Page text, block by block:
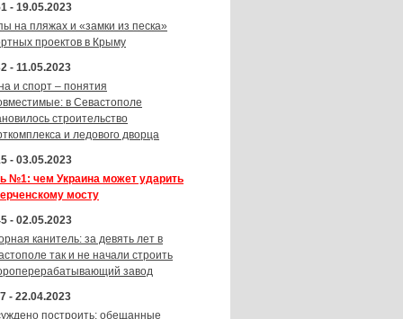
- 19.05.2023
на пляжах и «замки из песка»
проектов в Крыму
- 11.05.2023
и спорт – понятия
в Севастополе
строительство
и ледового дворца
- 03.05.2023
№1: чем Украина может ударить
мосту
- 02.05.2023
канитель: за девять лет в
так и не начали строить
завод
- 22.04.2023
построить: обещанные